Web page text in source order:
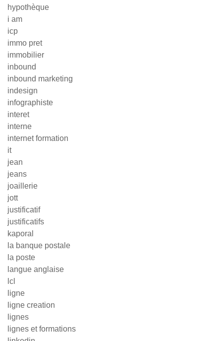
hypothèque
i am
icp
immo pret
immobilier
inbound
inbound marketing
indesign
infographiste
interet
interne
internet formation
it
jean
jeans
joaillerie
jott
justificatif
justificatifs
kaporal
la banque postale
la poste
langue anglaise
lcl
ligne
ligne creation
lignes
lignes et formations